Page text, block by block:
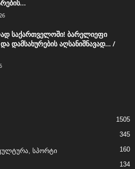
საქართველოში! ბარელიეფი
დამსახურების აღსანიშნავად… /
1505
345
სპორტი 160
134